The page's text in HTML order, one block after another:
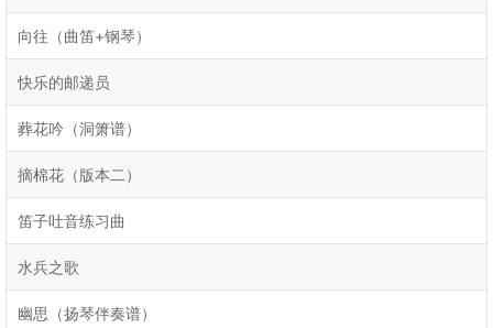
向往（曲笛+钢琴）
快乐的邮递员
葬花吟（洞箫谱）
摘棉花（版本二）
笛子吐音练习曲
水兵之歌
幽思（扬琴伴奏谱）